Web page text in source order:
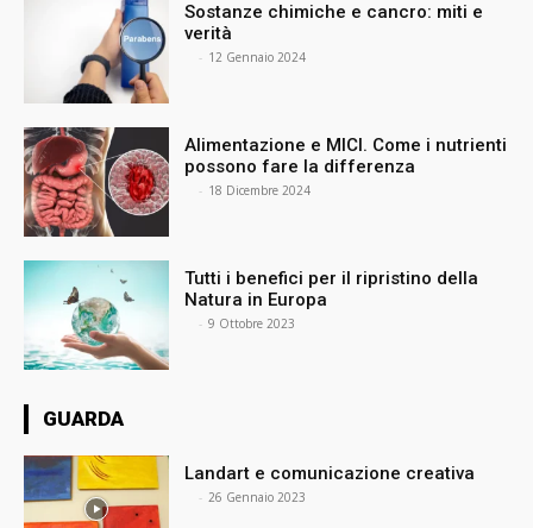
Sostanze chimiche e cancro: miti e
verità
- 12 Gennaio 2024
Alimentazione e MICI. Come i nutrienti
possono fare la differenza
- 18 Dicembre 2024
Tutti i benefici per il ripristino della
Natura in Europa
- 9 Ottobre 2023
GUARDA
Landart e comunicazione creativa
- 26 Gennaio 2023